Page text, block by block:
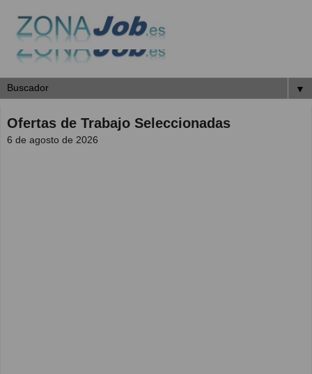
▼
Ofertas de Trabajo Seleccionadas
6 de agosto de 2026